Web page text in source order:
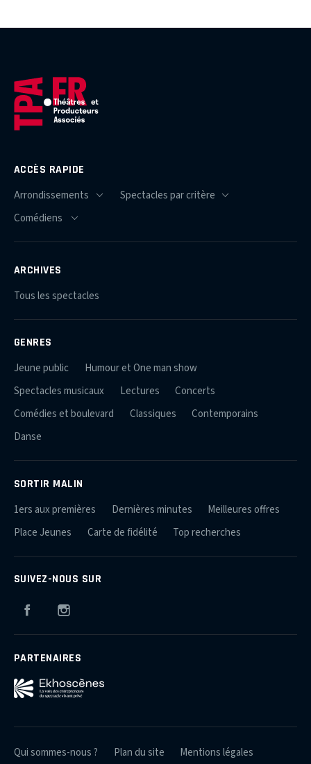
ACCÈS RAPIDE
ARCHIVES
Tous les spectacles
GENRES
Jeune public
Humour et One man show
Spectacles musicaux
Lectures
Concerts
Comédies et boulevard
Classiques
Contemporains
Danse
SORTIR MALIN
1ers aux premières Dernières minutes
Meilleures offres
Place Jeunes
Carte de fidélité Top recherches
SUIVEZ-NOUS SUR
Facebook
PARTENAIRES
Qui sommes-nous ? Plan du site Mentions légales